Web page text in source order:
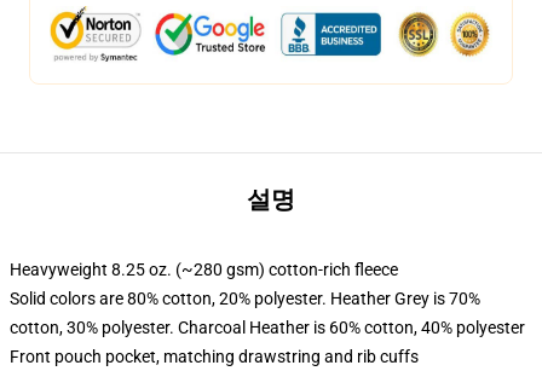
설명
Heavyweight 8.25 oz. (~280 gsm) cotton-rich fleece
Solid colors are 80% cotton, 20% polyester. Heather Grey is 70%
cotton, 30% polyester. Charcoal Heather is 60% cotton, 40% polyester
Front pouch pocket, matching drawstring and rib cuffs